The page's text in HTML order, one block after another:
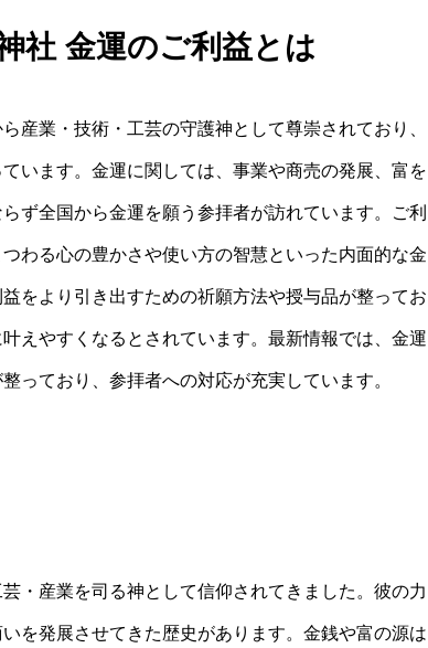
社 金運のご利益とは
産業・技術・工芸の守護神として尊崇されており、
います。金運に関しては、事業や商売の発展、富を
ず全国から金運を願う参拝者が訪れています。ご利
わる心の豊かさや使い方の智慧といった内面的な金
をより引き出すための祈願方法や授与品が整ってお
えやすくなるとされています。最新情報では、金運
っており、参拝者への対応が充実しています。
・産業を司る神として信仰されてきました。彼の力
を発展させてきた歴史があります。金銭や富の源は